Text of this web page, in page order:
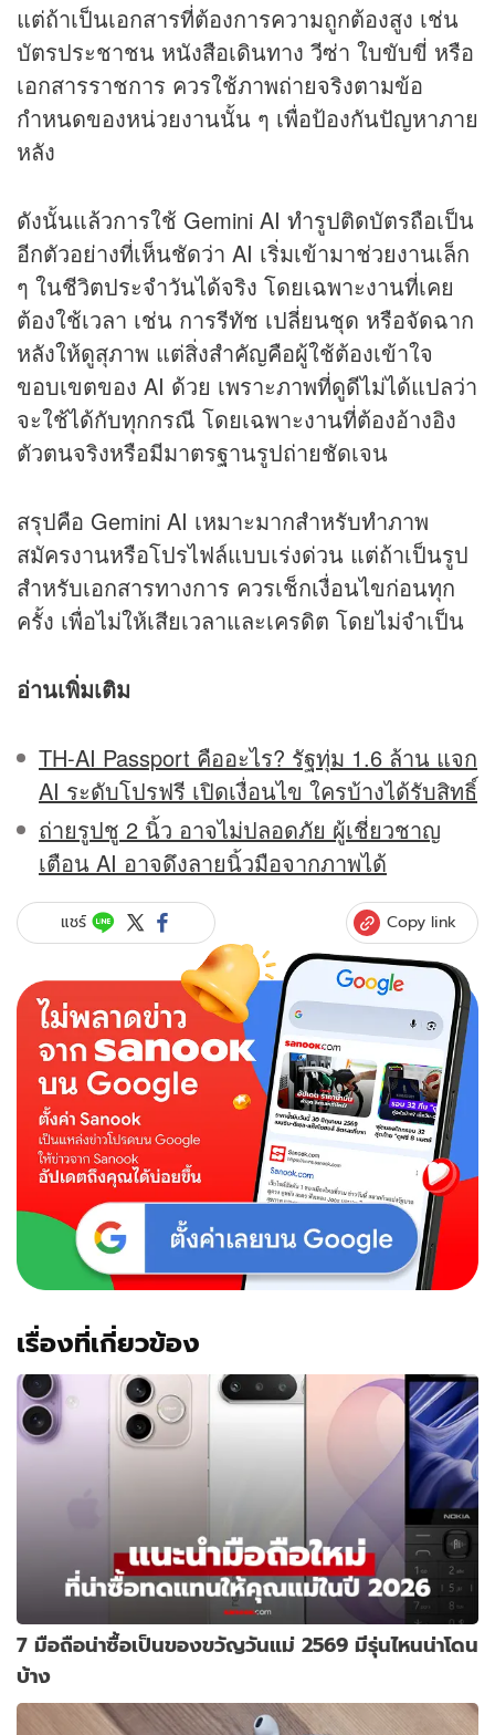
แต่ถ้าเป็นเอกสารที่ต้องการความถูกต้องสูง เช่น
บัตรประชาชน หนังสือเดินทาง วีซ่า ใบขับขี่ หรือ
เอกสารราชการ ควรใช้ภาพถ่ายจริงตามข้อ
กำหนดของหน่วยงานนั้น ๆ เพื่อป้องกันปัญหาภาย
หลัง
ดังนั้นแล้วการใช้ Gemini AI ทำรูปติดบัตรถือเป็น
อีกตัวอย่างที่เห็นชัดว่า AI เริ่มเข้ามาช่วยงานเล็ก
ๆ ในชีวิตประจำวันได้จริง โดยเฉพาะงานที่เคย
ต้องใช้เวลา เช่น การรีทัช เปลี่ยนชุด หรือจัดฉาก
หลังให้ดูสุภาพ แต่สิ่งสำคัญคือผู้ใช้ต้องเข้าใจ
ขอบเขตของ AI ด้วย เพราะภาพที่ดูดีไม่ได้แปลว่า
จะใช้ได้กับทุกกรณี โดยเฉพาะงานที่ต้องอ้างอิง
ตัวตนจริงหรือมีมาตรฐานรูปถ่ายชัดเจน
สรุปคือ Gemini AI เหมาะมากสำหรับทำภาพ
สมัครงานหรือโปรไฟล์แบบเร่งด่วน แต่ถ้าเป็นรูป
สำหรับเอกสารทางการ ควรเช็กเงื่อนไขก่อนทุก
ครั้ง เพื่อไม่ให้เสียเวลาและเครดิต โดยไม่จำเป็น
อ่านเพิ่มเติม
TH‑AI Passport คืออะไร? รัฐทุ่ม 1.6 ล้าน แจก
AI ระดับโปรฟรี เปิดเงื่อนไข ใครบ้างได้รับสิทธิ์
ถ่ายรูปชู 2 นิ้ว อาจไม่ปลอดภัย ผู้เชี่ยวชาญ
เตือน AI อาจดึงลายนิ้วมือจากภาพได้
แชร์ Copy link
เรื่องที่เกี่ยวข้อง
7 มือถือน่าซื้อเป็นของขวัญวันแม่ 2569 มีรุ่นไหนน่าโดน
บ้าง